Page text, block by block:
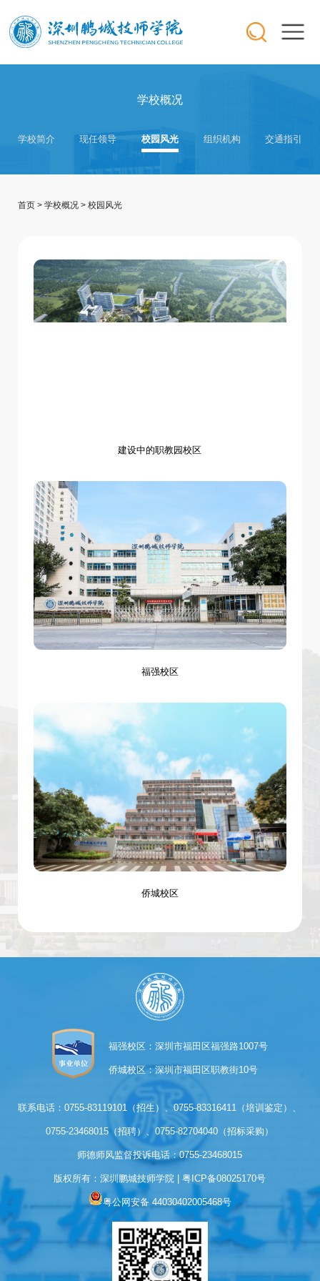
学校概况
学校简介 现任领导 校园风光 组织机构 交通指引
首页> 学校概况> 校园风光
建设中的职教园校区
福强校区
侨城校区
福强校区：深圳市福田区福强路1007号
侨城校区：深圳市福田区职教街10号
联系电话：0755-83119101（招生）、0755-83316411（培训鉴定）、
0755-23468015（招聘）、0755-82704040（招标采购）
师德师风监督投诉电话：0755-23468015
版权所有：深圳鹏城技师学院 | 粤ICP备08025170号
粤公网安备 44030402005468号